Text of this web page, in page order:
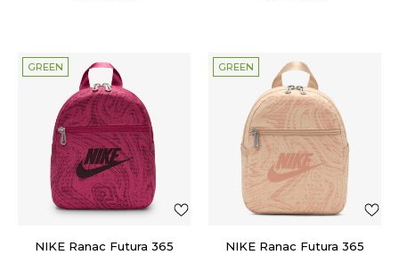
GREEN
NIKE Ranac Futura 365
GREEN
NIKE Ranac Futura 365